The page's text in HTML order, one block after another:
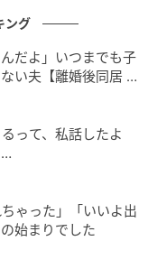
ング
だよ」いつまでも子
い夫【離婚後同居 Vo
って、私話したよ
ゃった」「いいよ出
始まりでした